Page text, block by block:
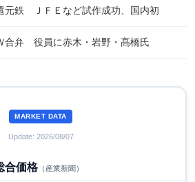
元鉄 ＪＦＥなど試作成功、国内初
合弁 役員に赤木・岩野・髙橋氏
MARKET DATA
Update: 2026/08/07
合価格（産業新聞）